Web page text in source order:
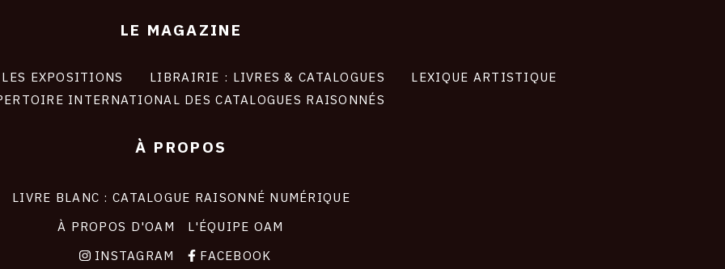
LE MAGAZINE
LES EXPOSITIONS LIBRAIRIE : LIVRES & CATALOGUES
LEXIQUE ARTISTIQUE
INTERNATIONAL DES CATALOGUES RAISONNÉS
À PROPOS
LIVRE BLANC : CATALOGUE RAISONNÉ NUMÉRIQUE
À PROPOS D'OAM
L'ÉQUIPE OAM
INSTAGRAM
FACEBOOK